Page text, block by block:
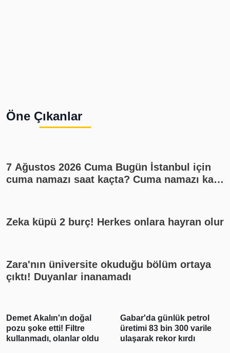
Öne Çıkanlar
7 Ağustos 2026 Cuma Bugün İstanbul için
cuma namazı saat kaçta? Cuma namazı kaç
Zeka küpü 2 burç! Herkes onlara hayran olur
Zara'nın üniversite okuduğu bölüm ortaya
çıktı! Duyanlar inanamadı
Gabar'da günlük petrol
üretimi 83 bin 300 varile
ulaşarak rekor kırdı
Polis Meslek
Yüksekokullarına 3 bin
250 öğrenci alınacak